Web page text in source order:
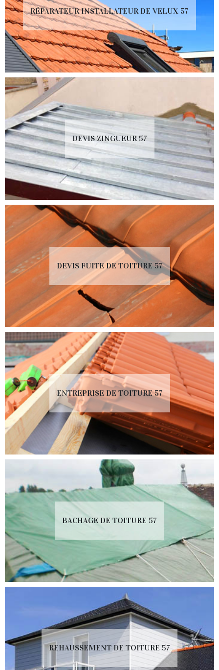
RÉPARATEUR INSTALLATEUR DE VELUX 57
DEVIS ZINGUEUR 57
DEVIS FUITE DE TOITURE 57
ENTREPRISE DE TOITURE 57
BACHAGE DE TOITURE 57
REHAUSSEMENT DE TOITURE 57